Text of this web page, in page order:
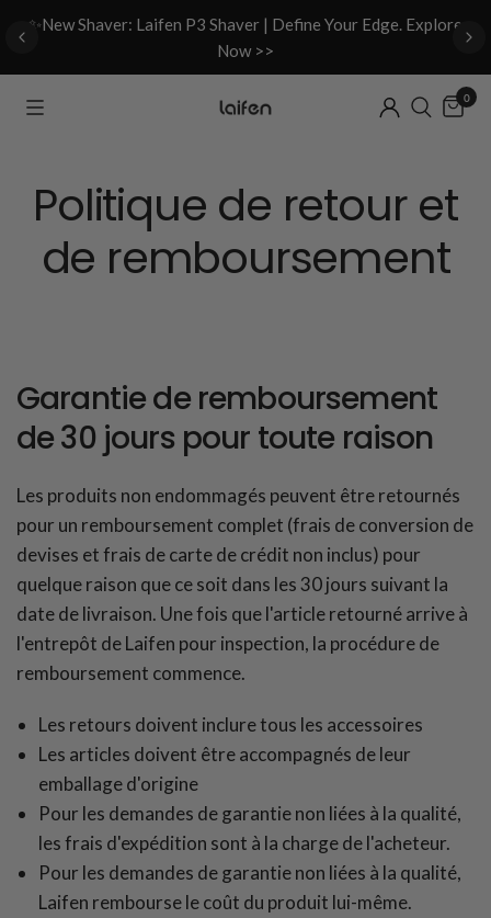
✨New Shaver: Laifen P3 Shaver | Define Your Edge. Explore
Now >>
0
Politique de retour et
de remboursement
Garantie de remboursement
de 30 jours pour toute raison
Les produits non endommagés peuvent être retournés
pour un remboursement complet (frais de conversion de
devises et frais de carte de crédit non inclus) pour
quelque raison que ce soit dans les 30 jours suivant la
date de livraison. Une fois que l'article retourné arrive à
l'entrepôt de Laifen pour inspection, la procédure de
remboursement commence.
Les retours doivent inclure tous les accessoires
Les articles doivent être accompagnés de leur
emballage d'origine
Pour les demandes de garantie non liées à la qualité,
les frais d'expédition sont à la charge de l'acheteur.
Pour les demandes de garantie non liées à la qualité,
Laifen rembourse le coût du produit lui-même.